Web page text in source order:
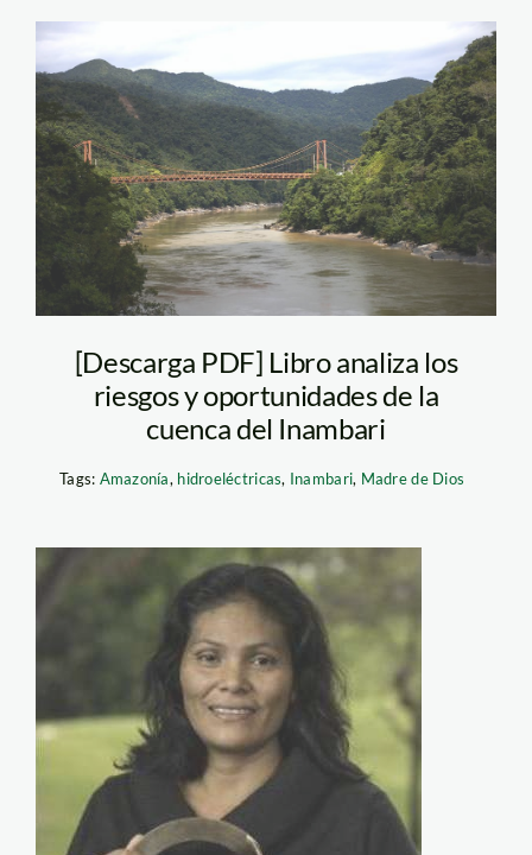
amz14
[Descarga PDF] Libro analiza los
riesgos y oportunidades de la
cuenca del Inambari
Tags: Amazonía, hidroeléctricas, Inambari, Madre de Dios
buendía_terra